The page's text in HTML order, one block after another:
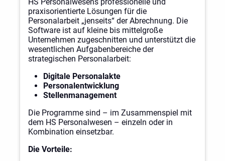
praxisorientierte Lösungen für die
Personalarbeit „jenseits“ der Abrechnung. Die
Software ist auf kleine bis mittelgroße
Unternehmen zugeschnitten und unterstützt die
wesentlichen Aufgabenbereiche der
strategischen Personalarbeit:
Digitale Personalakte
Personalentwicklung
Stellenmanagement
Die Programme sind – im Zusammenspiel mit
dem HS Personalwesen – einzeln oder in
Kombination einsetzbar.
Die Vorteile: